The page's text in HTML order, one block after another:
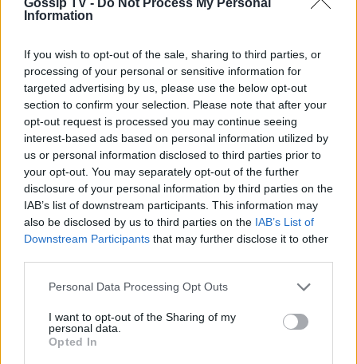
Information
If you wish to opt-out of the sale, sharing to third parties, or
processing of your personal or sensitive information for
targeted advertising by us, please use the below opt-out
section to confirm your selection. Please note that after your
opt-out request is processed you may continue seeing
interest-based ads based on personal information utilized by
us or personal information disclosed to third parties prior to
your opt-out. You may separately opt-out of the further
disclosure of your personal information by third parties on the
IAB’s list of downstream participants. This information may
also be disclosed by us to third parties on the IAB’s List of
Downstream Participants that may further disclose it to other
Personal Data Processing Opt Outs
I want to opt-out of the Sharing of my
personal data.
Opted In
Φαίη Σκορδά: Στη Νάξο και δεν πάει
ο νους σου ποιο παραδοσιακό
φαγητό την ενθουσίασε!
Ελένη Μενεγάκη: Η viral εμφάνιση
στο Φισκάρδο, το γεύμα με τον
Παντζόπουλο & η ανάρτηση στα
social
SHOWBIZ
Τρυφερές αγκαλιές με τα παιδιά,
απολαυστικός Αύγουστος για Νίκα -
Αργυρό
ΟΛΕΣ ΟΙ ΕΙΔΗΣΕΙΣ
DPG NETWORK